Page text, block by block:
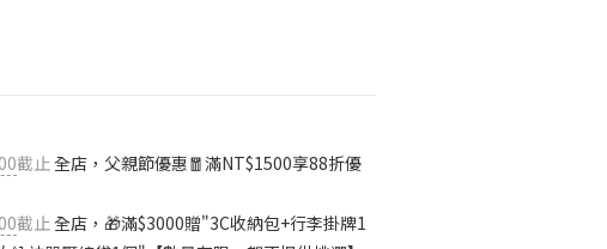
截止全店，父親節優惠🧧滿NT$1500享88折優
截止全店，🎁滿$3000贈"3C收納包+行李掛牌1